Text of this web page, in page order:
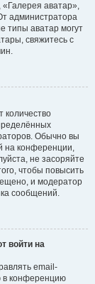
«Галерея аватар»,
администратора
типы аватар могут
свяжитесь с
Обычно вы
на конференции,
не засоряйте
чтобы повысить
и модератор
сообщений.
войти на
email-
в конференцию